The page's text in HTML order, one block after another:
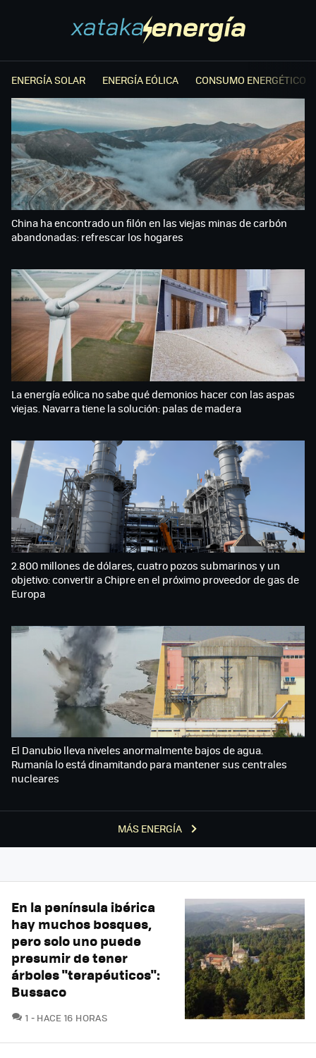
ENERGÍA SOLAR ENERGÍA EÓLICA CONSUMO ENERGÉTICO
MÁS ENERGÍA
China ha encontrado un filón en las viejas minas de carbón
abandonadas: refrescar los hogares
La energía eólica no sabe qué demonios hacer con las aspas
viejas. Navarra tiene la solución: palas de madera
2.800 millones de dólares, cuatro pozos submarinos y un
objetivo: convertir a Chipre en el próximo proveedor de gas de
Europa
El Danubio lleva niveles anormalmente bajos de agua.
Rumanía lo está dinamitando para mantener sus centrales
nucleares
En la península ibérica
hay muchos bosques,
pero solo uno puede
presumir de tener
árboles "terapéuticos":
Bussaco
1 COMENTARIOS
HACE 16 HORAS